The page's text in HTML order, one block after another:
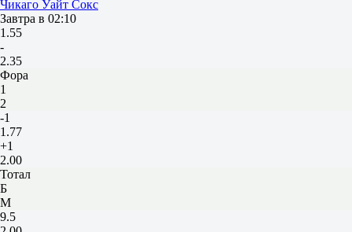
Чикаго Уайт Сокс
Завтра в 02:10
1.55
-
2.35
Фора
1
2
-1
1.77
+1
2.00
Тотал
Б
М
9.5